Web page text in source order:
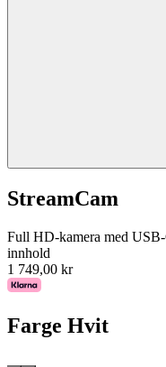
StreamCam
Full HD-kamera med
innhold
1 749,00 kr
Farge Hvit